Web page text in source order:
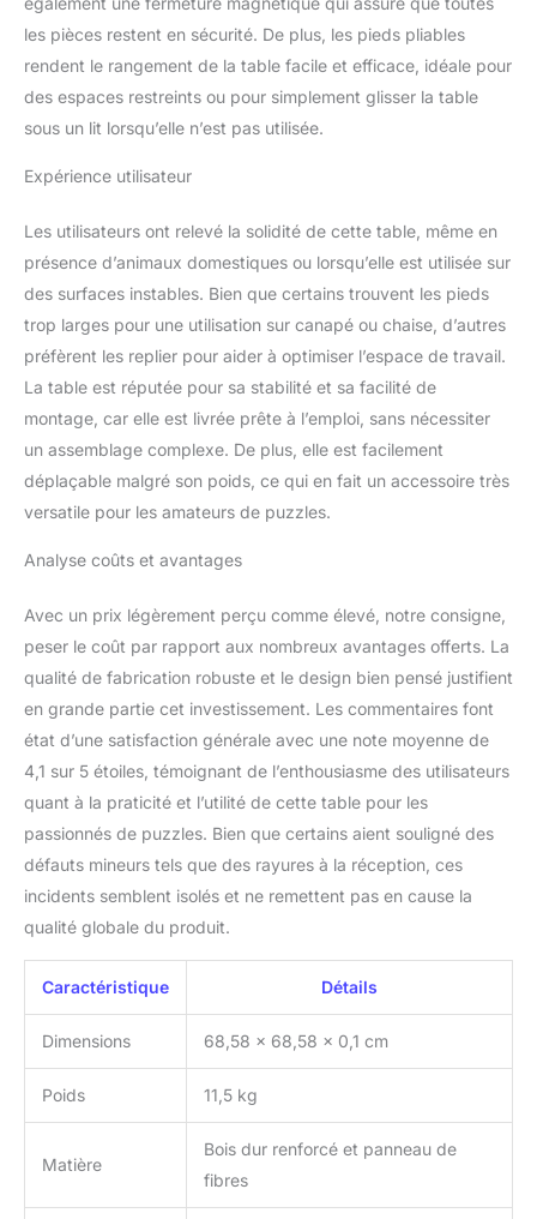
pour enseigner aux
enfants l'art et la
stratégie de résoudre,
assembler et organiser
des puzzles Pieds
qui le rendent plus facile
à ranger ou à transporter
n'importe où et n'importe
quand, la table de puzzle
est idéale en particulier
pour ceux qui aiment
avoir leurs soirées de jeu
l'extérieur Rangement
pour vos pièces de
puzzle : la table est
également livrée avec 6
où vous pouvez
organiser, stocker et trier
les pièces de puzzle par
formes plus facilement et
stocker les pièces de
puzzle restantes pour les
les pièces restent en sécurité. De plus, les pieds pliables
rendent le rangement de la table facile et efficace, idéale pour
des espaces restreints ou pour simplement glisser la table
sous un lit lorsqu’elle n’est pas utilisée.
Expérience utilisateur
Les utilisateurs ont relevé la solidité de cette table, même en
présence d’animaux domestiques ou lorsqu’elle est utilisée sur
des surfaces instables. Bien que certains trouvent les pieds
trop larges pour une utilisation sur canapé ou chaise, d’autres
préfèrent les replier pour aider à optimiser l’espace de travail.
La table est réputée pour sa stabilité et sa facilité de
montage, car elle est livrée prête à l’emploi, sans nécessiter
un assemblage complexe. De plus, elle est facilement
déplaçable malgré son poids, ce qui en fait un accessoire très
versatile pour les amateurs de puzzles.
Analyse coûts et avantages
Avec un prix légèrement perçu comme élevé, notre consigne,
peser le coût par rapport aux nombreux avantages offerts. La
qualité de fabrication robuste et le design bien pensé justifient
en grande partie cet investissement. Les commentaires font
état d’une satisfaction générale avec une note moyenne de
4,1 sur 5 étoiles, témoignant de l’enthousiasme des utilisateurs
quant à la praticité et l’utilité de cette table pour les
passionnés de puzzles. Bien que certains aient souligné des
défauts mineurs tels que des rayures à la réception, ces
incidents semblent isolés et ne remettent pas en cause la
qualité globale du produit.
Caractéristique Détails
Dimensions 68,58 x 68,58 x 0,1 cm
Poids 11,5 kg
Matière
Bois dur renforcé et panneau de
fibres